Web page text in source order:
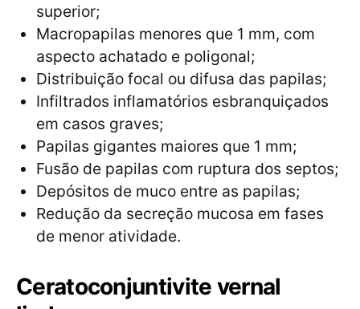
superior;
Macropapilas menores que 1 mm, com
aspecto achatado e poligonal;
Distribuição focal ou difusa das papilas;
Infiltrados inflamatórios esbranquiçados
em casos graves;
Papilas gigantes maiores que 1 mm;
Fusão de papilas com ruptura dos septos;
Depósitos de muco entre as papilas;
Redução da secreção mucosa em fases
de menor atividade.
Ceratoconjuntivite vernal